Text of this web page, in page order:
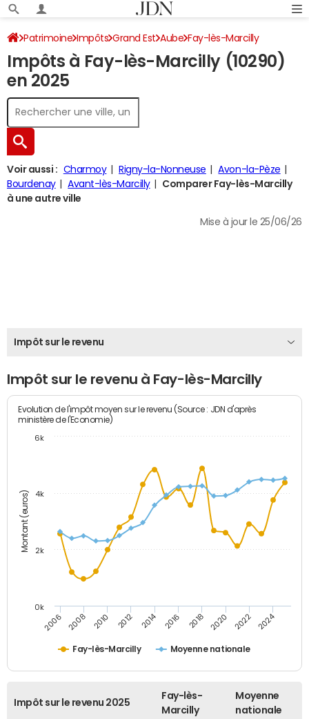
Patrimoine Impôts Grand Est Aube Fay-lès-Marcilly
Impôt sur le revenu
Impôts à Fay-lès-Marcilly (10290)
en 2025
Voir aussi : Charmoy Rigny-la-Nonneuse
Avon-la-Pèze
Bourdenay
Avant-lès-Marcilly
Comparer Fay-lès-Marcilly
à une autre ville
Mise à jour le 25/06/26
Impôt sur le revenu
Impôt sur le revenu à Fay-lès-Marcilly
Montant (euros)
Evolution de l'impôt moyen sur le revenu (Source : JDN d'après
ministère de l'Economie)
Fay-lès-Marcilly Moyenne nationale
2006 2008 2010 2012 2014 2016 2018 2020 2022 2024
0k
2k
4k
6k
Impôt sur le revenu 2025
Fay-lès-
Marcilly
Moyenne
nationale